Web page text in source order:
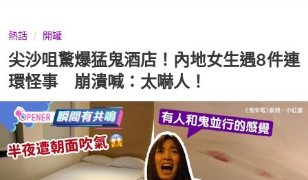
熱話 開罐
尖沙咀驚爆猛鬼酒店！內地女生遇8件連
環怪事 崩潰喊：太嚇人！